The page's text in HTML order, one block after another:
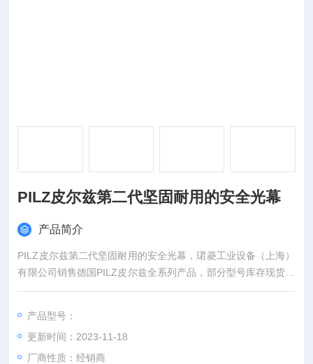
PILZ皮尔兹第二代坚固耐用的安全光幕
产品简介
PILZ皮尔兹第二代坚固耐用的安全光幕，珺菱工业设备（上海）
有限公司销售德国PILZ皮尔兹全系列产品，部分型号库存现货，
期货德国直接发货，货期短，价格好，欢迎确认！
产品型号：
更新时间：2023-11-18
厂商性质：经销商